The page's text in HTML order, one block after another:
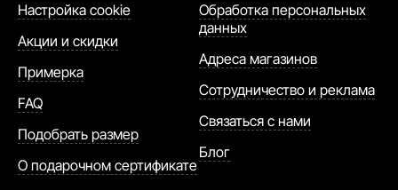
Настройка cookie
Акции и скидки
Примерка
FAQ
Подобрать размер
О подарочном сертификате
Обработка персональных
данных
Адреса магазинов
Сотрудничество и реклама
Связаться с нами
Блог